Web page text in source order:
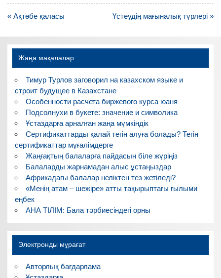
Навигация
записям
« Ақтөбе қаласы Үстеудің мағыналық түрлері »
Жаңа мақалалар
Тимур Турлов заговорил на казахском языке и
строит будущее в Казахстане
Особенности расчета биржевого курса юаня
Подсолнухи в букете: значение и символика
Ұстаздарға арналған жаңа мүмкіндік
Сертификаттарды қалай тегін алуға болады? Тегін
сертификаттар мұғалімдерге
Жаңғақтың балаларға пайдасын біле жүріңіз
Балаларды жарнамадан алыс ұстаңыздар
Африкадағы балалар неліктен тез жетіледі?
«Менің атам – шежіре» атты тақырыптағы ғылыми
еңбек
АНА ТІЛІМ: Бала тәрбиесіндегі орны
Электронды мұрағат
Авторлық бағдарлама